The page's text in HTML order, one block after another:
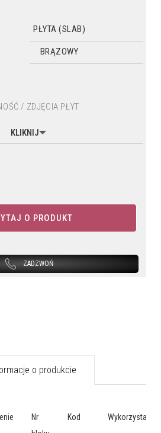
PŁYTA (SLAB)
BRĄZOWY
/ ZDJĘCIA PŁYT
KLIKNIJ
O PRODUKT
ZADZWOŃ
o produkcie
Nr
Kod Wykorzystanie